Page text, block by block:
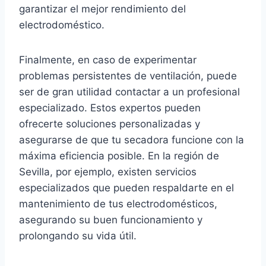
garantizar el mejor rendimiento del
electrodoméstico.
Finalmente, en caso de experimentar
problemas persistentes de ventilación, puede
ser de gran utilidad contactar a un profesional
especializado. Estos expertos pueden
ofrecerte soluciones personalizadas y
asegurarse de que tu secadora funcione con la
máxima eficiencia posible. En la región de
Sevilla, por ejemplo, existen servicios
especializados que pueden respaldarte en el
mantenimiento de tus electrodomésticos,
asegurando su buen funcionamiento y
prolongando su vida útil.